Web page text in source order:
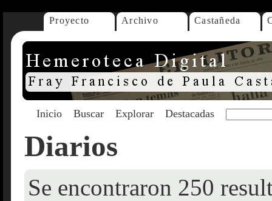
Proyecto Archivo Castañeda
Inicio Buscar Explorar Destacadas
Diarios
Se encontraron 250